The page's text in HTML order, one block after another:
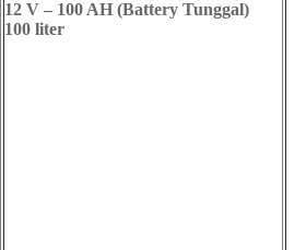
12 V – 100 AH (Battery Tunggal)
100 liter